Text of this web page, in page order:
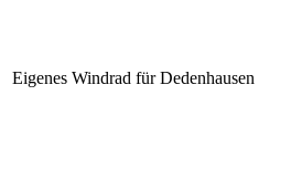
Eigenes Windrad für Dedenhausen